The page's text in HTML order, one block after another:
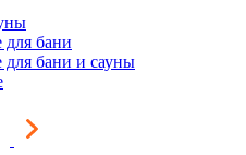
для бани
бани и сауны